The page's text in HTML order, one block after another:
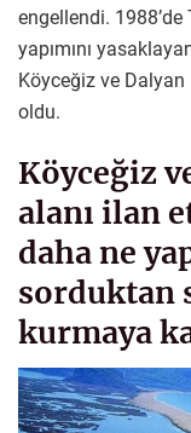
engellendi.
yapımını
Köyceğiz ve
oldu.
Köyceğiz
alanı ilan
daha ne
sorduktan
kurmaya